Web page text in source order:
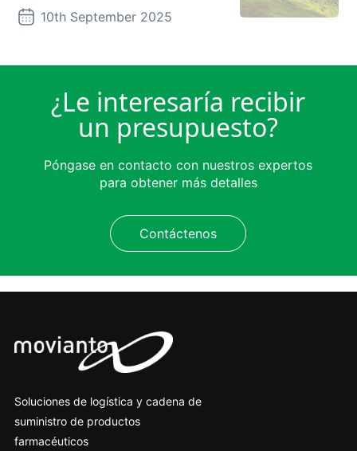
10th September 2025
¿Le interesaría recibir
un presupuesto?
Póngase en contacto con nuestros expertos
para obtener más detalles
Contáctenos
Soluciones de logística y cadena de
suministro de productos
farmacéuticos